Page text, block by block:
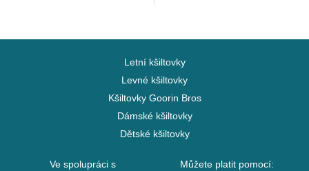
Letní kšiltovky
Levné kšiltovky
Kšiltovky Goorin Bros
Dámské kšiltovky
Dětské kšiltovky
Ve spolupráci s
Můžete platit pomocí: